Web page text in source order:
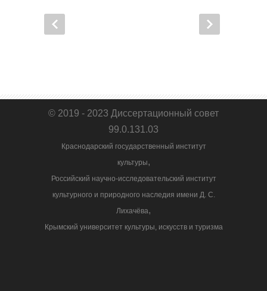
© 2019 - 2023 Диссертационный совет
99.0.131.03
Краснодарский государственный институт
культуры,
Российский научно-исследовательский институт
культурного и природного наследия имени Д. С.
Лихачёва,
Крымский университет культуры, искусств и туризма